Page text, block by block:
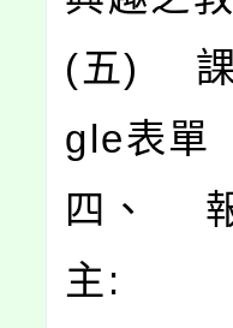
(五) 課
gle表單
四、
主: